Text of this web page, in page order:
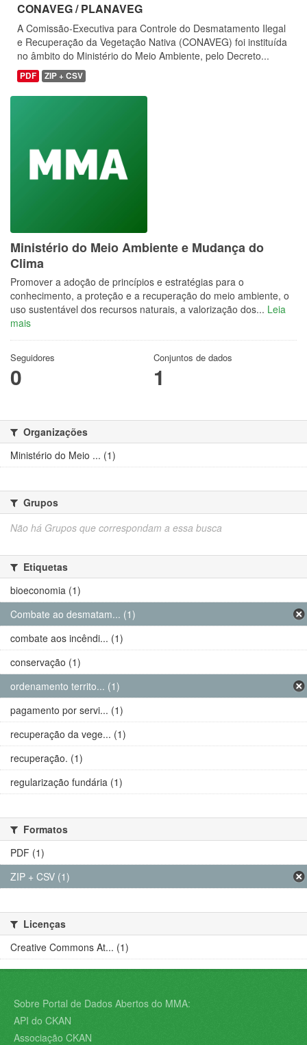
CONAVEG / PLANAVEG
A Comissão-Executiva para Controle do Desmatamento Ilegal
e Recuperação da Vegetação Nativa (CONAVEG) foi instituída
no âmbito do Ministério do Meio Ambiente, pelo Decreto...
PDF ZIP + CSV
Ministério do Meio Ambiente e Mudança do
Clima
Promover a adoção de princípios e estratégias para o
conhecimento, a proteção e a recuperação do meio ambiente, o
uso sustentável dos recursos naturais, a valorização dos... Leia
mais
Seguidores
0
Conjuntos de dados
1
Organizações
Ministério do Meio ... (1)
Grupos
Não há Grupos que correspondam a essa busca
Etiquetas
bioeconomia (1)
Combate ao desmatam... (1)
combate aos incêndi... (1)
conservação (1)
ordenamento territo... (1)
pagamento por servi... (1)
recuperação da vege... (1)
recuperação. (1)
regularização fundária (1)
Formatos
PDF (1)
ZIP + CSV (1)
Licenças
Creative Commons At... (1)
Sobre Portal de Dados Abertos do MMA:
API do CKAN
Associação CKAN